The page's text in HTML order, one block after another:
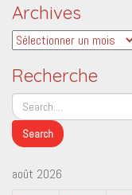
Archives
Archives
Recherche
août 2026